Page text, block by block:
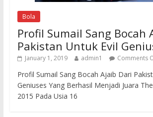
Bola
Profil Sumail Sang Bocah
Pakistan Untuk Evil
January 1, 2019 admin1 Comments
Profil Sumail Sang Bocah Ajaib Dari
Geniuses Yang Berhasil Menjadi Juara
2015 Pada Usia 16